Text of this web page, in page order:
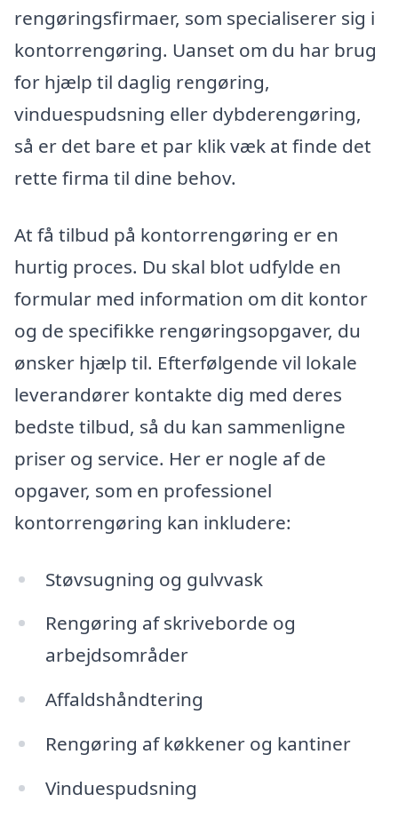
rengøringsfirmaer, som specialiserer sig i
kontorrengøring. Uanset om du har brug
for hjælp til daglig rengøring,
vinduespudsning eller dybderengøring,
så er det bare et par klik væk at finde det
rette firma til dine behov.
At få tilbud på kontorrengøring er en
hurtig proces. Du skal blot udfylde en
formular med information om dit kontor
og de specifikke rengøringsopgaver, du
ønsker hjælp til. Efterfølgende vil lokale
leverandører kontakte dig med deres
bedste tilbud, så du kan sammenligne
priser og service. Her er nogle af de
opgaver, som en professionel
kontorrengøring kan inkludere:
Støvsugning og gulvvask
Rengøring af skriveborde og
arbejdsområder
Affaldshåndtering
Rengøring af køkkener og kantiner
Vinduespudsning